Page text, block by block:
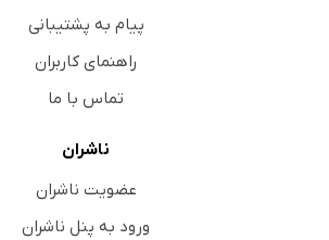
پیام به پشتیبانی
راهنمای کاربران
تماس با ما
ناشران
عضویت ناشران
ورود به پنل ناشران